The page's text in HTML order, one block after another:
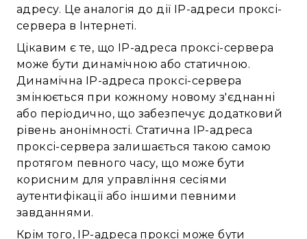
адресу. Це аналогія до дії IP-адреси проксі-
сервера в Інтернеті.
Цікавим є те, що IP-адреса проксі-сервера
може бути динамічною або статичною.
Динамічна IP-адреса проксі-сервера
змінюється при кожному новому з'єднанні
або періодично, що забезпечує додатковий
рівень анонімності. Статична IP-адреса
проксі-сервера залишається такою самою
протягом певного часу, що може бути
корисним для управління сесіями
аутентифікації або іншими певними
завданнями.
Крім того, IP-адреса проксі може бути